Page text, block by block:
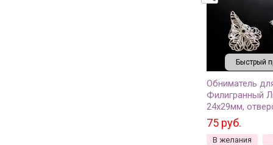
Быстрый
Обниматель
Филигранный
24х29мм,
цвет серебро,
032, 2шт
75 руб.
В желания